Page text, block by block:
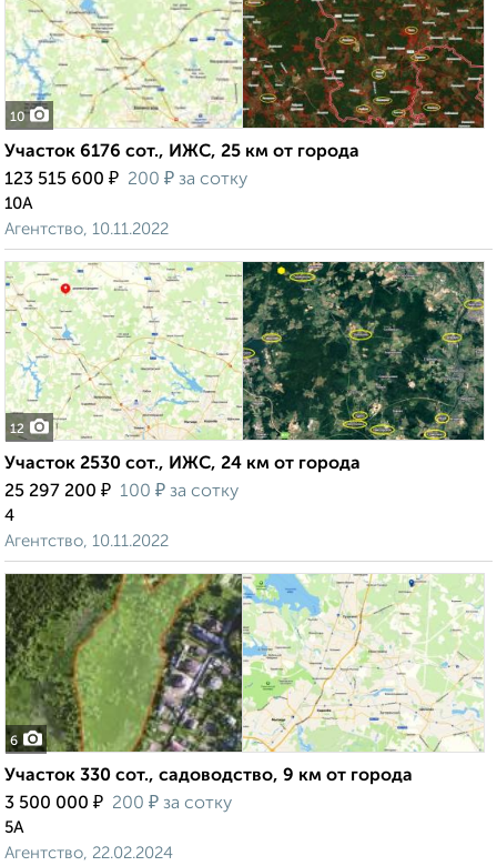
10
Участок 6176 сот., ИЖС, 25 км от города
123 515 600 ₽ 200 ₽ за сотку
10А
Агентство, 10.11.2022
12
Участок 2530 сот., ИЖС, 24 км от города
25 297 200 ₽ 100 ₽ за сотку
4
Агентство, 10.11.2022
6
Участок 330 сот., садоводство, 9 км от города
3 500 000 ₽ 200 ₽ за сотку
5А
Агентство, 22.02.2024